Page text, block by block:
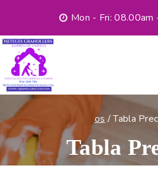
Mon - Fri: 08.00am
os /Tabla
Tabla